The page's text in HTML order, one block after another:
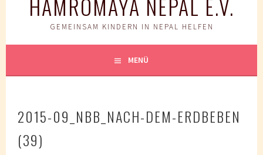
GEMEINSAM KINDERN IN NEPAL HELFEN
MENÜ
2015-09_NBB_NACH-DEM-ERDBEBEN
(39)